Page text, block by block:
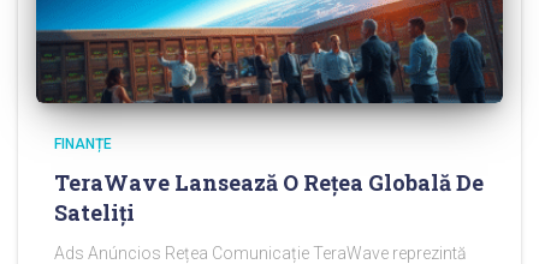
FINANȚE
TeraWave Lansează O Rețea Globală De
Sateliți
Ads Anúncios Rețea Comunicație TeraWave reprezintă